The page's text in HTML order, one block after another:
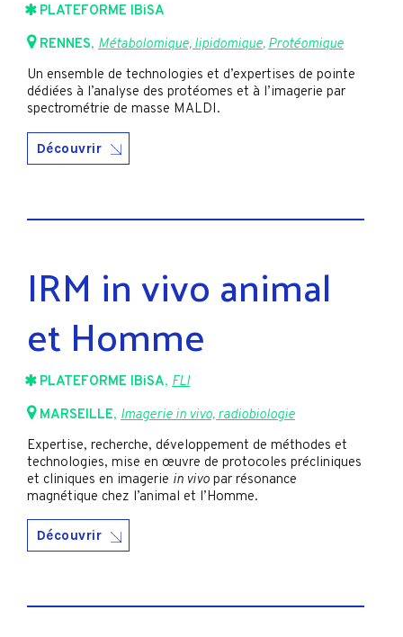
PLATEFORME IBiSA
RENNES, Métabolomique, lipidomique,Protéomique
Un ensemble de technologies et d’expertises de pointe
dédiées à l’analyse des protéomes et à l’imagerie par
spectrométrie de masse MALDI.
Découvrir
IRM in vivo animal
et Homme
PLATEFORME IBiSA, FLI
MARSEILLE, Imagerie in vivo, radiobiologie
Expertise, recherche, développement de méthodes et
technologies, mise en œuvre de protocoles précliniques
et cliniques en imagerie in vivo par résonance
magnétique chez l’animal et l’Homme.
Découvrir